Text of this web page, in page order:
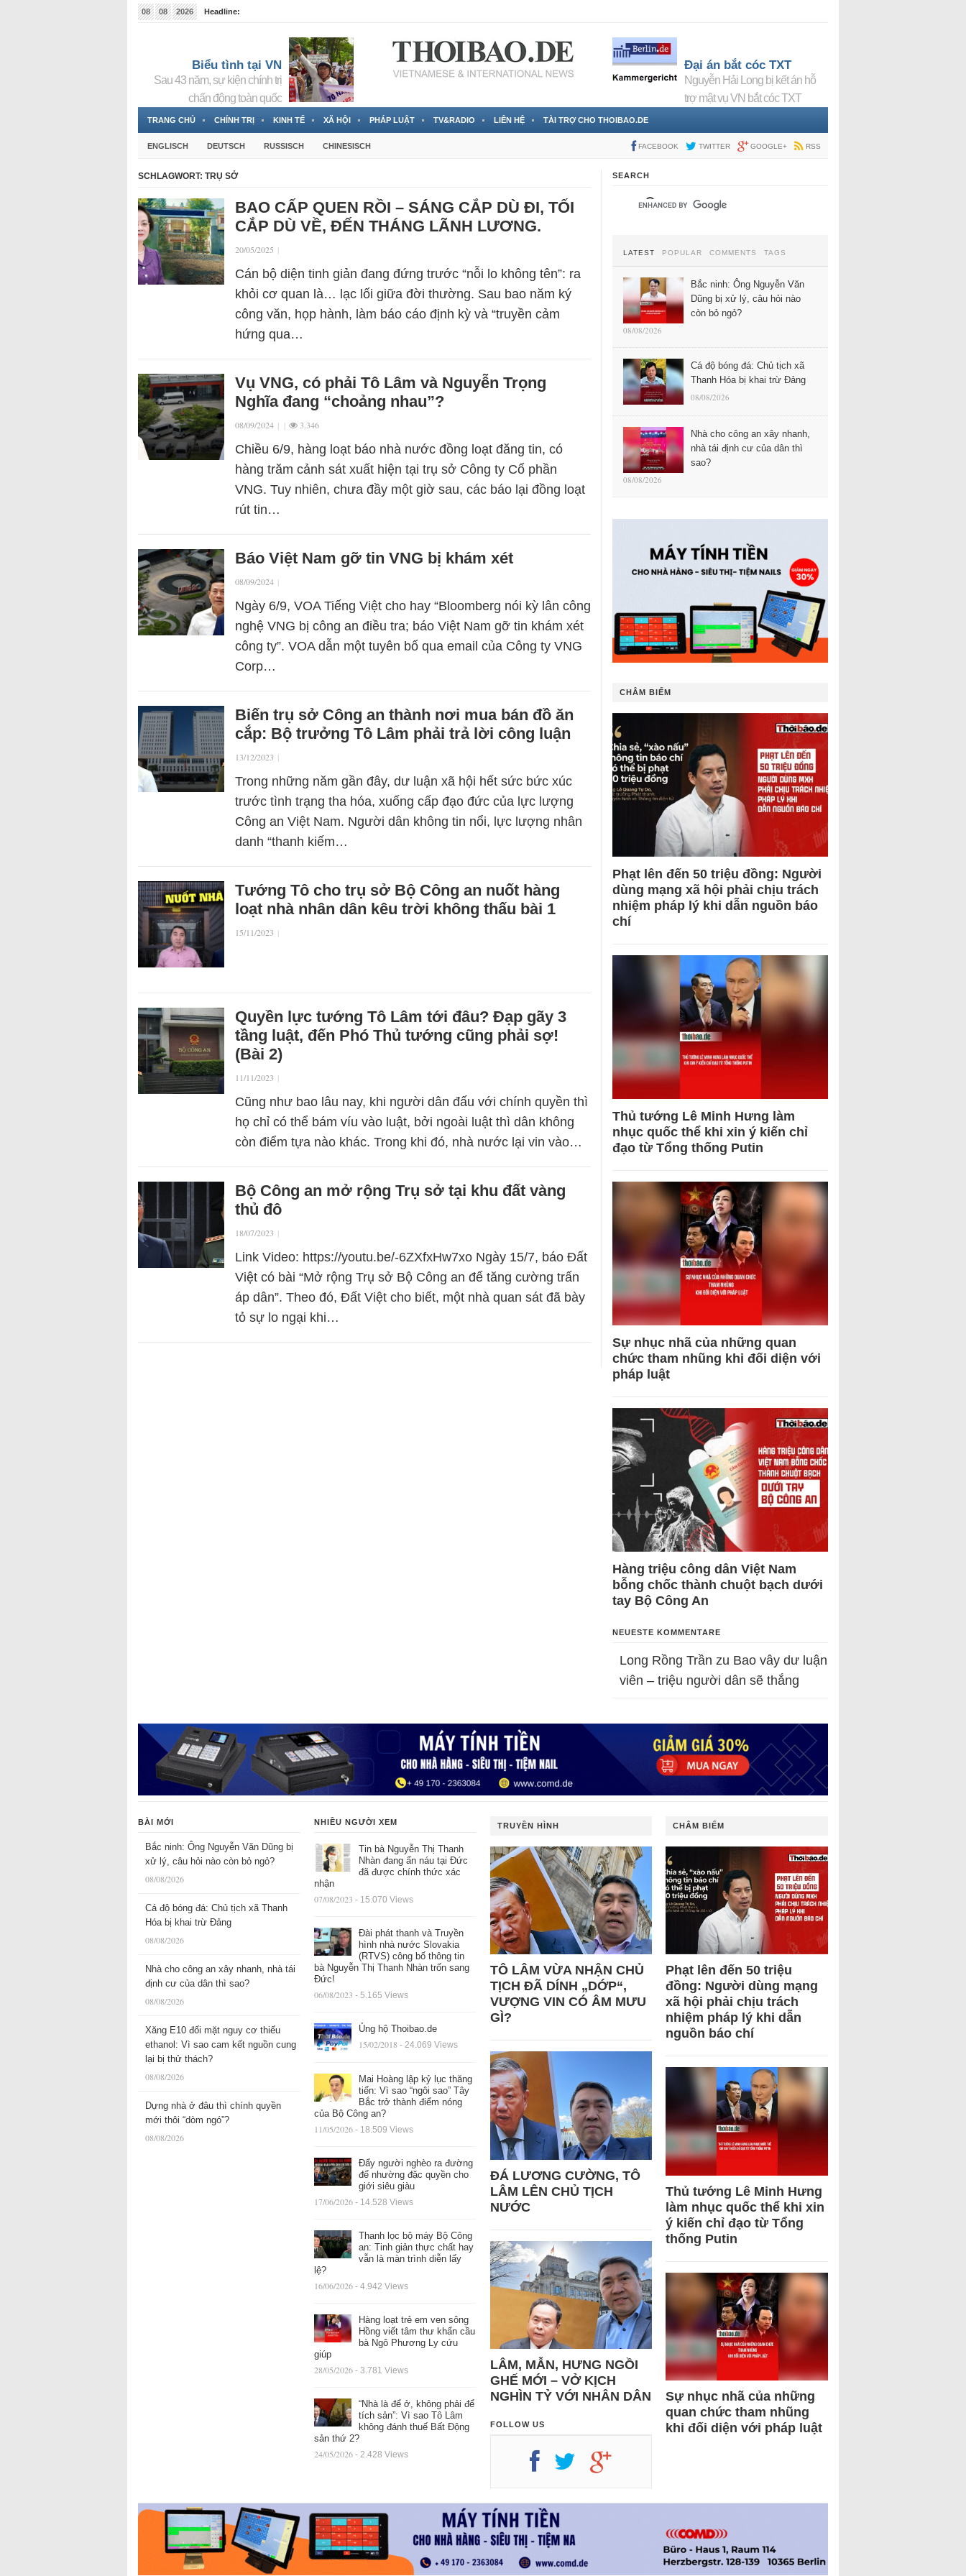
08 08 2026
Headline:
Biểu tình tại VN
Sau 43 năm, sự kiện chính trị
chấn động toàn quốc
Đại án bắt cóc TXT
Nguyễn Hải Long bị kết án hỗ
trợ mật vụ VN bắt cóc TXT
TRANG CHỦ CHÍNH TRỊ KINH TẾ XÃ HỘI PHÁP LUẬT TV&RADIO LIÊN HỆ TÀI TRỢ CHO THOIBAO.DE
ENGLISCH DEUTSCH RUSSISCH CHINESISCH FACEBOOK TWITTER GOOGLE+ RSS
SCHLAGWORT: TRỤ SỞ
BAO CẤP QUEN RỒI – SÁNG CẮP DÙ ĐI, TỐI
CẮP DÙ VỀ, ĐẾN THÁNG LÃNH LƯƠNG.
20/05/2025 |
Cán bộ diện tinh giản đang đứng trước “nỗi lo không tên”: ra
khỏi cơ quan là… lạc lối giữa đời thường. Sau bao năm ký
công văn, họp hành, làm báo cáo định kỳ và “truyền cảm
hứng qua…
Vụ VNG, có phải Tô Lâm và Nguyễn Trọng
Nghĩa đang “choảng nhau”?
08/09/2024 | | 3.346
Chiều 6/9, hàng loạt báo nhà nước đồng loạt đăng tin, có
hàng trăm cảnh sát xuất hiện tại trụ sở Công ty Cổ phần
VNG. Tuy nhiên, chưa đầy một giờ sau, các báo lại đồng loạt
rút tin…
Báo Việt Nam gỡ tin VNG bị khám xét
08/09/2024 |
Ngày 6/9, VOA Tiếng Việt cho hay “Bloomberg nói kỳ lân công
nghệ VNG bị công an điều tra; báo Việt Nam gỡ tin khám xét
công ty”. VOA dẫn một tuyên bố qua email của Công ty VNG
Corp…
Biến trụ sở Công an thành nơi mua bán đồ ăn
cắp: Bộ trưởng Tô Lâm phải trả lời công luận
13/12/2023 |
Trong những năm gần đây, dư luận xã hội hết sức bức xúc
trước tình trạng tha hóa, xuống cấp đạo đức của lực lượng
Công an Việt Nam. Người dân không tin nổi, lực lượng nhân
danh “thanh kiếm…
Tướng Tô cho trụ sở Bộ Công an nuốt hàng
loạt nhà nhân dân kêu trời không thấu bài 1
15/11/2023 |
Quyền lực tướng Tô Lâm tới đâu? Đạp gãy 3
tầng luật, đến Phó Thủ tướng cũng phải sợ!
(Bài 2)
11/11/2023 |
Cũng như bao lâu nay, khi người dân đấu với chính quyền thì
họ chỉ có thể bám víu vào luật, bởi ngoài luật thì dân không
còn điểm tựa nào khác. Trong khi đó, nhà nước lại vin vào…
Bộ Công an mở rộng Trụ sở tại khu đất vàng
thủ đô
18/07/2023 |
Link Video: https://youtu.be/-6ZXfxHw7xo Ngày 15/7, báo Đất
Việt có bài “Mở rộng Trụ sở Bộ Công an để tăng cường trấn
áp dân”. Theo đó, Đất Việt cho biết, một nhà quan sát đã bày
tỏ sự lo ngại khi…
SEARCH
LATEST POPULAR COMMENTS TAGS
Bắc ninh: Ông Nguyễn Văn
Dũng bị xử lý, câu hỏi nào
còn bỏ ngỏ?
08/08/2026
Cá độ bóng đá: Chủ tịch xã
Thanh Hóa bị khai trừ Đảng
08/08/2026
Nhà cho công an xây nhanh,
nhà tái định cư của dân thì
sao?
08/08/2026
CHÂM BIẾM
Phạt lên đến 50 triệu đồng: Người
dùng mạng xã hội phải chịu trách
nhiệm pháp lý khi dẫn nguồn báo
chí
Thủ tướng Lê Minh Hưng làm
nhục quốc thể khi xin ý kiến chỉ
đạo từ Tổng thống Putin
Sự nhục nhã của những quan
chức tham nhũng khi đối diện với
pháp luật
Hàng triệu công dân Việt Nam
bỗng chốc thành chuột bạch dưới
tay Bộ Công An
NEUESTE KOMMENTARE
Long Rồng Trần zu Bao vây dư luận
viên – triệu người dân sẽ thắng
BÀI MỚI
Bắc ninh: Ông Nguyễn Văn Dũng bị
xử lý, câu hỏi nào còn bỏ ngỏ?
08/08/2026
Cá độ bóng đá: Chủ tịch xã Thanh
Hóa bị khai trừ Đảng
08/08/2026
Nhà cho công an xây nhanh, nhà tái
định cư của dân thì sao?
08/08/2026
Xăng E10 đối mặt nguy cơ thiếu
ethanol: Vì sao cam kết nguồn cung
lại bị thử thách?
08/08/2026
Dựng nhà ở đâu thì chính quyền
mới thôi “dòm ngó”?
08/08/2026
NHIỀU NGƯỜI XEM
Tin bà Nguyễn Thị Thanh
Nhàn đang ẩn náu tại Đức
đã được chính thức xác
nhận
07/08/2023 - 15.070 Views
Đài phát thanh và Truyền
hình nhà nước Slovakia
(RTVS) công bố thông tin
bà Nguyễn Thị Thanh Nhàn trốn sang
Đức!
06/08/2023 - 5.165 Views
Ủng hộ Thoibao.de
15/02/2018 - 24.069 Views
Mai Hoàng lập kỷ lục thăng
tiến: Vì sao “ngôi sao” Tây
Bắc trở thành điểm nóng
của Bộ Công an?
11/05/2026 - 18.509 Views
Đẩy người nghèo ra đường
để nhường đặc quyền cho
giới siêu giàu
17/06/2026 - 14.528 Views
Thanh lọc bộ máy Bộ Công
an: Tinh giản thực chất hay
vẫn là màn trình diễn lấy
lệ?
16/06/2026 - 4.942 Views
Hàng loạt trẻ em ven sông
Hồng viết tâm thư khẩn cầu
bà Ngô Phương Ly cứu
giúp
28/05/2026 - 3.781 Views
“Nhà là để ở, không phải để
tích sản”: Vì sao Tô Lâm
không đánh thuế Bất Động
sản thứ 2?
24/05/2026 - 2.428 Views
TRUYỀN HÌNH
TÔ LÂM VỪA NHẬN CHỦ
TỊCH ĐÃ DÍNH „DỚP“,
VƯỢNG VIN CÓ ÂM MƯU
GÌ?
ĐÁ LƯƠNG CƯỜNG, TÔ
LÂM LÊN CHỦ TỊCH
NƯỚC
LÂM, MẪN, HƯNG NGỒI
GHẾ MỚI – VỞ KỊCH
NGHÌN TỶ VỚI NHÂN DÂN
FOLLOW US
CHÂM BIẾM
Phạt lên đến 50 triệu
đồng: Người dùng mạng
xã hội phải chịu trách
nhiệm pháp lý khi dẫn
nguồn báo chí
Thủ tướng Lê Minh Hưng
làm nhục quốc thể khi xin
ý kiến chỉ đạo từ Tổng
thống Putin
Sự nhục nhã của những
quan chức tham nhũng
khi đối diện với pháp luật